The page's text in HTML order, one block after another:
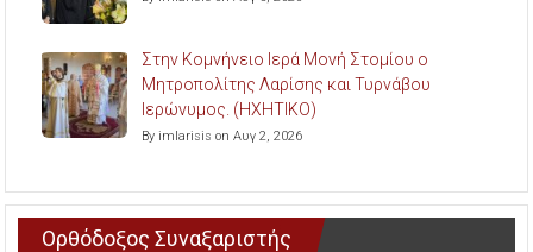
Στην Κομνήνειο Ιερά Μονή Στομίου ο
Μητροπολίτης Λαρίσης και Τυρνάβου
Ιερώνυμος. (ΗΧΗΤΙΚΟ)
By imlarisis on Αυγ 2, 2026
Ορθόδοξος Συναξαριστής